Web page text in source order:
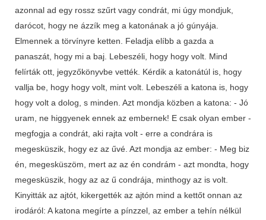
azonnal ad egy rossz szűrt vagy condrát, mi úgy mondjuk,
darócot, hogy ne ázzík meg a katonának a jó gúnyája.
Elmennek a törvínyre ketten. Feladja elíbb a gazda a
panaszát, hogy mi a baj. Lebeszéli, hogy hogy volt. Mind
felírták ott, jegyzőkönyvbe vették. Kérdik a katonátúl is, hogy
vallja be, hogy hogy volt, mint volt. Lebeszéli a katona is, hogy
hogy volt a dolog, s minden. Azt mondja közben a katona: - Jó
uram, ne higgyenek ennek az embernek! E csak olyan ember -
megfogja a condrát, aki rajta volt - erre a condrára is
megesküszik, hogy ez az űvé. Azt mondja az ember: - Meg biz
én, megesküszöm, mert az az én condrám - azt mondta, hogy
megesküszik, hogy az az ű condrája, minthogy az is volt.
Kinyitták az ajtót, kikergették az ajtón mind a kettőt onnan az
irodáról: A katona megírte a pínzzel, az ember a tehín nélkül